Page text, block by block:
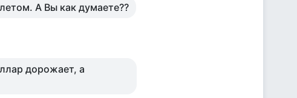
А Вы как думаете??
дорожает, а